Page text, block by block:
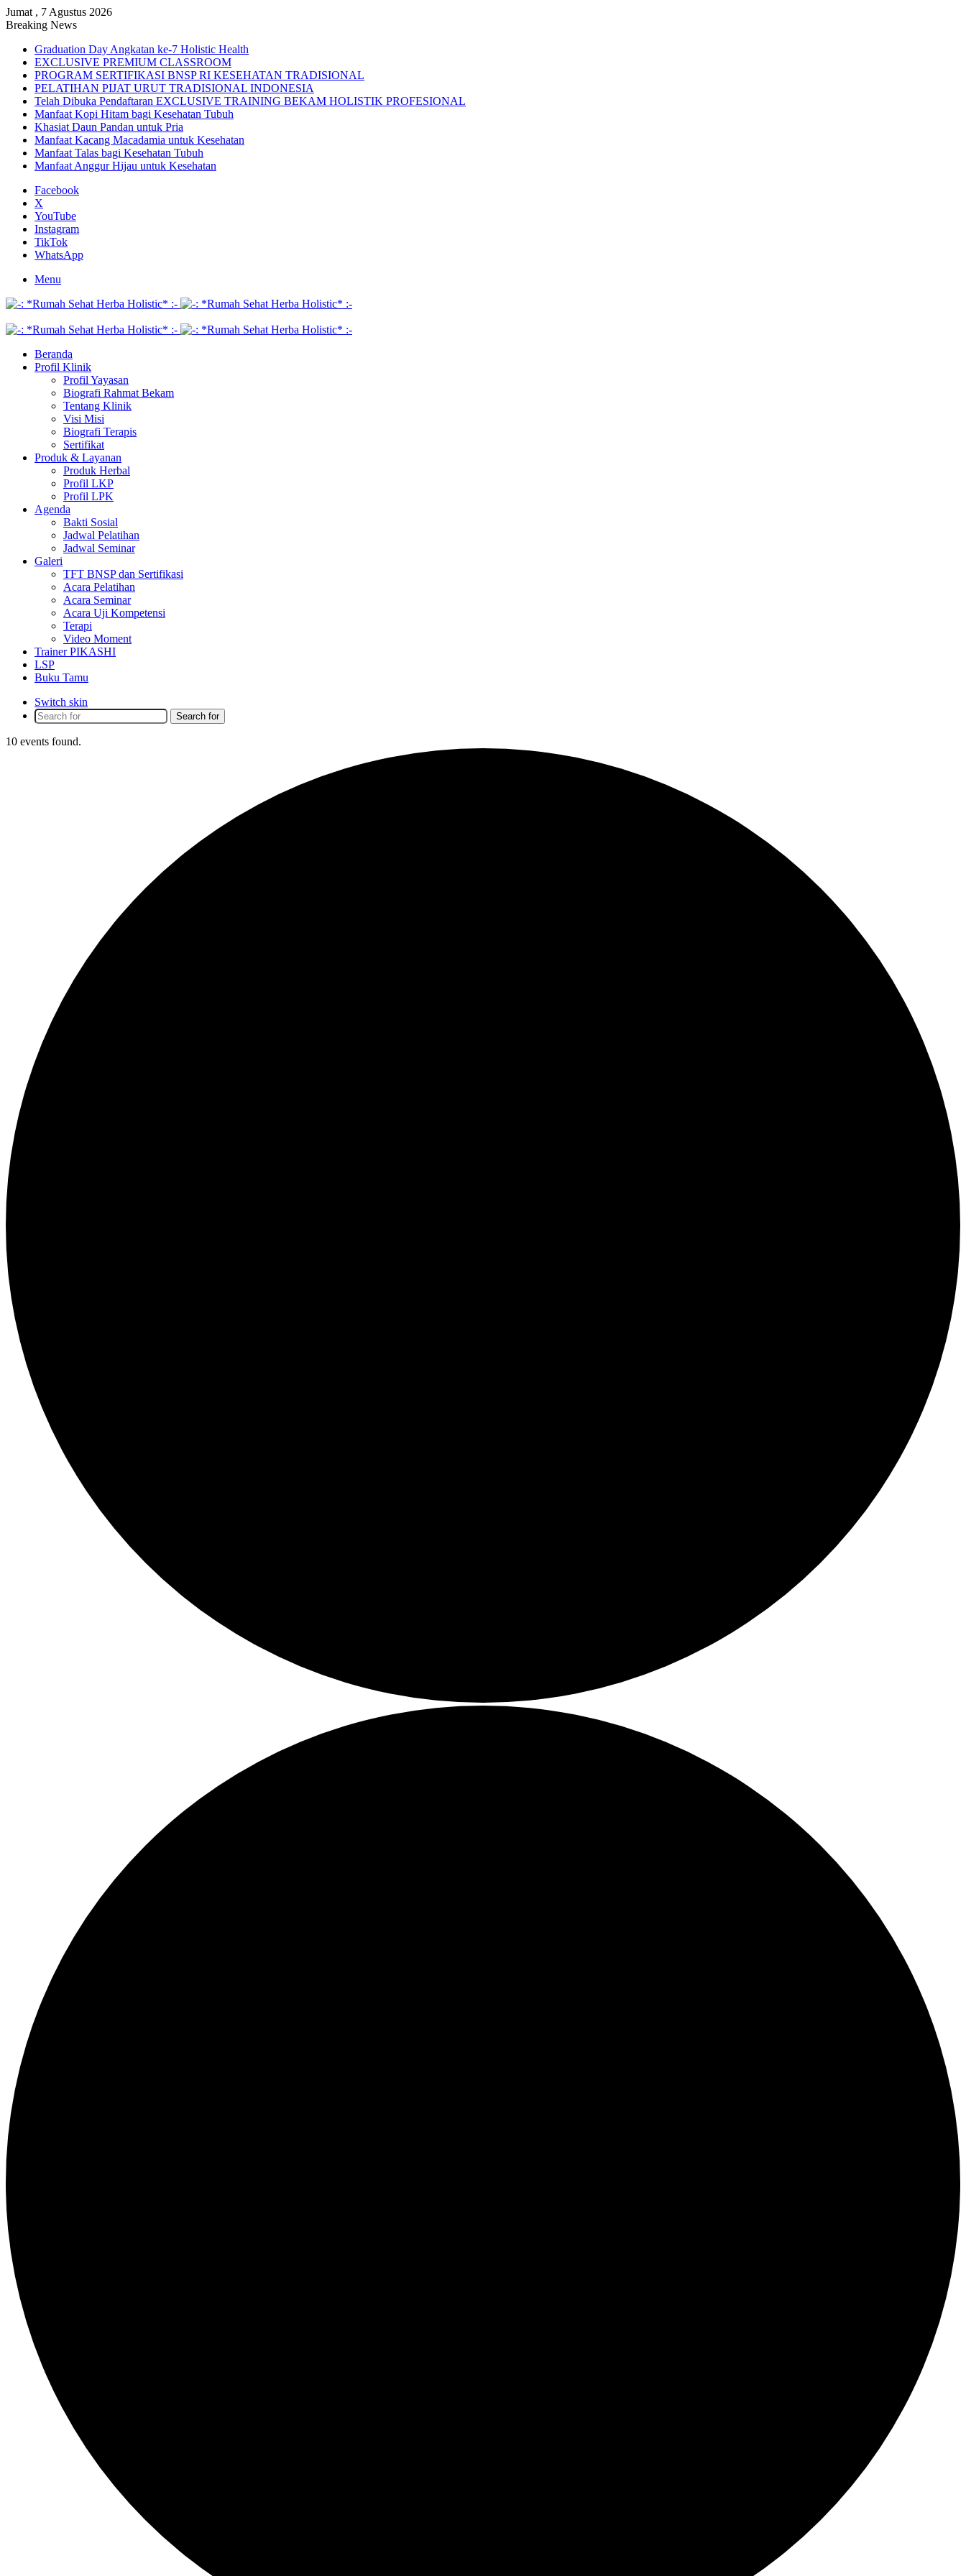
Jumat , 7 Agustus 2026
Breaking News
Graduation Day Angkatan ke-7 Holistic Health
EXCLUSIVE PREMIUM CLASSROOM
PROGRAM SERTIFIKASI BNSP RI KESEHATAN TRADISIONAL
PELATIHAN PIJAT URUT TRADISIONAL INDONESIA
Telah Dibuka Pendaftaran EXCLUSIVE TRAINING BEKAM HOLISTIK PROFESIONAL
Manfaat Kopi Hitam bagi Kesehatan Tubuh
Khasiat Daun Pandan untuk Pria
Manfaat Kacang Macadamia untuk Kesehatan
Manfaat Talas bagi Kesehatan Tubuh
Manfaat Anggur Hijau untuk Kesehatan
Facebook
X
YouTube
Instagram
TikTok
WhatsApp
Menu
Beranda
Profil Klinik
Profil Yayasan
Biografi Rahmat Bekam
Tentang Klinik
Visi Misi
Biografi Terapis
Sertifikat
Produk & Layanan
Produk Herbal
Profil LKP
Profil LPK
Agenda
Bakti Sosial
Jadwal Pelatihan
Jadwal Seminar
Galeri
TFT BNSP dan Sertifikasi
Acara Pelatihan
Acara Seminar
Acara Uji Kompetensi
Terapi
Video Moment
Trainer PIKASHI
LSP
Buku Tamu
Switch skin
Search for
10 events found.